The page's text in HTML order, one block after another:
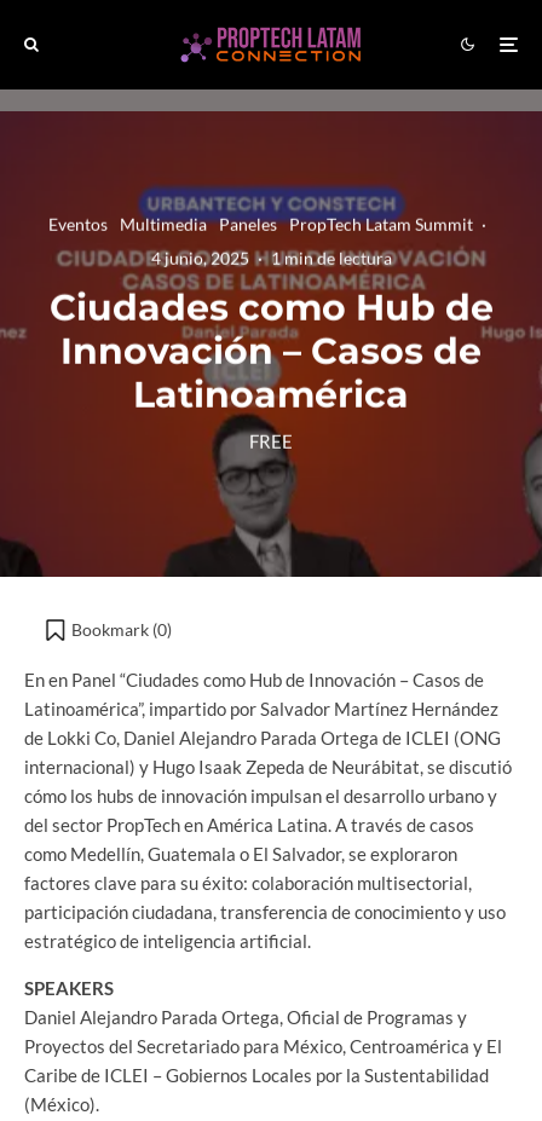
Eventos Multimedia Paneles PropTech Latam Summit ·
4 junio, 2025 · 1 min de lectura
Ciudades como Hub de
Innovación – Casos de
Latinoamérica
FREE
Bookmark (0)
En en Panel “Ciudades como Hub de Innovación – Casos de
Latinoamérica”, impartido por Salvador Martínez Hernández
de Lokki Co, Daniel Alejandro Parada Ortega de ICLEI (ONG
internacional) y Hugo Isaak Zepeda de Neurábitat, se discutió
cómo los hubs de innovación impulsan el desarrollo urbano y
del sector PropTech en América Latina. A través de casos
como Medellín, Guatemala o El Salvador, se exploraron
factores clave para su éxito: colaboración multisectorial,
participación ciudadana, transferencia de conocimiento y uso
estratégico de inteligencia artificial.
SPEAKERS
Daniel Alejandro Parada Ortega, Oficial de Programas y
Proyectos del Secretariado para México, Centroamérica y El
Caribe de ICLEI – Gobiernos Locales por la Sustentabilidad
(México).